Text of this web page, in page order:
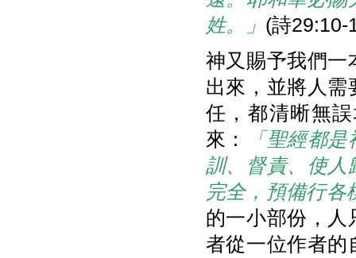
姓。」 (詩
神又賜予我們一
出來，並將人需
任，都清晰無
來：
「聖經都
訓、督責、使人
完全，預備行各
的一小部份，人
者從一位作者的